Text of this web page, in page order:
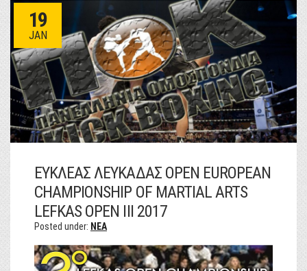
19
JAN
ΕΥΚΛΕΑΣ ΛΕΥΚΑΔΑΣ OPEN EUROPEAN
CHAMPIONSHIP OF MARTIAL ARTS
LEFKAS OPEN III 2017
Posted under: NEA